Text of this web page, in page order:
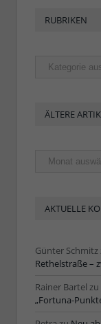
RUBRIKEN
Rubriken
ÄLTERE
Ältere
Artikel
AKTUELLE
Günter Schmitz
Rethelstraße –
Rainer Bartel zu
„Fortuna-